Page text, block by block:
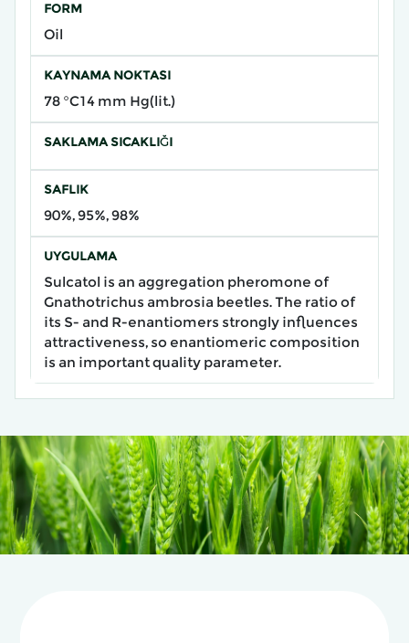
FORM
Oil
KAYNAMA NOKTASI
78 °C14 mm Hg(lit.)
SAKLAMA SICAKLIĞI
SAFLIK
90%, 95%, 98%
UYGULAMA
Sulcatol is an aggregation pheromone of
Gnathotrichus ambrosia beetles. The ratio of
its S- and R-enantiomers strongly influences
attractiveness, so enantiomeric composition
is an important quality parameter.